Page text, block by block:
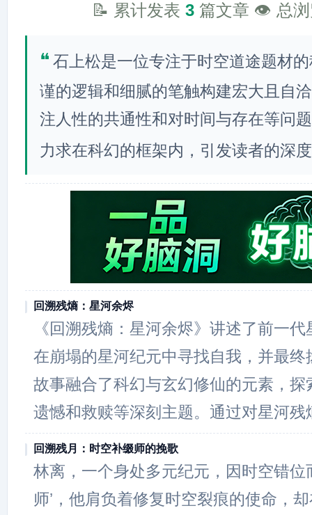
📝 累计发表 3篇文章 👁️ 总
❝ 石上松是一位专注于时空道途题材
谨的逻辑和细腻的笔触构建宏大且自
注人性的共通性和对时间与存在等问
力求在科幻的框架内，引发读者的深
回溯残熵：星河余烬
《回溯残熵：星河余烬》讲述了前一
在崩塌的星河纪元中寻找自我，并最终
故事融合了科幻与玄幻修仙的元素，探
遗憾和救赎等深刻主题。通过对星河残
回溯残月：时空补缀师的挽歌
林离，一个身处多元纪元，因时空错位
师’，他肩负着修复时空裂痕的使命，却